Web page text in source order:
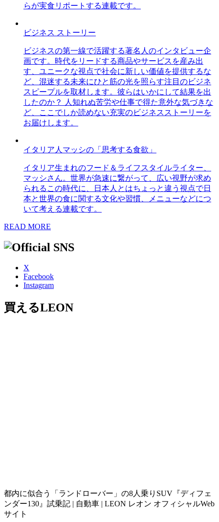
らが実食リポートする連載です。
ビジネス ストーリー
ビジネスの第一線で活躍する著名人のインタビュー企
画です。時代をリードする商品やサービスを産み出
す、ユニークな視点で社会に新しい価値を提供するな
ど、混迷する未来にひと筋の光を照らす注目のビジネ
スピープルを取材します。彼らはいかにして結果を出
したのか？ 人知れぬ苦労や仕事で得た意外な気づきな
ど、ここでしか読めない充実のビジネスストーリーを
お届けします。
イタリア人マッシの「思考する食欲」
イタリア生まれのフード＆ライフスタイルライター、
マッシさん。世界が急速に繋がって、広い視野が求め
られるこの時代に、日本人とはちょっと違う視点で日
本と世界の食に関する文化や習慣、メニューなどにつ
いて考える連載です。
READ MORE
X
Facebook
Instagram
買えるLEON
都内に似合う「ランドローバー」の8人乗りSUV『ディフェ
ンダー130』試乗記 | 自動車 | LEON レオン オフィシャルWeb
サイト